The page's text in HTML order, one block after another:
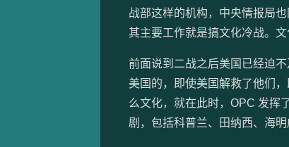
战部这样的机构，中央情报局
其主要工作就是搞文化冷战。
前面说到二战之后美国已经迫
美国的，即使美国解救了他们
么文化，就在此时，OPC 发挥
剧，包括科普兰、田纳西、海